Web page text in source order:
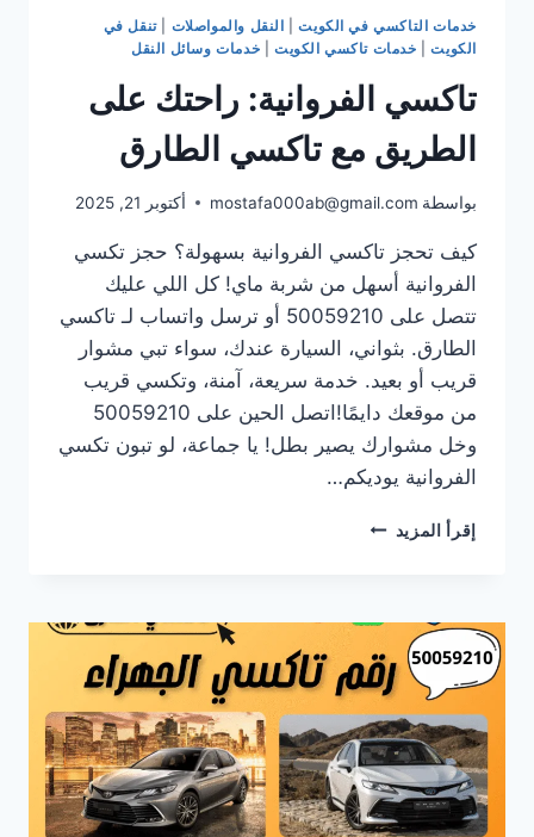
خدمات التاكسي في الكويت| النقل والمواصلات |تنقل في
الكويت| خدمات تاكسي الكويت خدمات وسائل النقل
تاكسي الفروانية: راحتك على
الطريق مع تاكسي الطارق
بواسطة mostafa000ab@gmail.com أكتوبر 21, 2025
كيف تحجز تاكسي الفروانية بسهولة؟ حجز تكسي
الفروانية أسهل من شربة ماي! كل اللي عليك
تتصل على 50059210 أو ترسل واتساب لـ تاكسي
الطارق. بثواني، السيارة عندك، سواء تبي مشوار
قريب أو بعيد. خدمة سريعة، آمنة، وتكسي قريب
من موقعك دايمًا!اتصل الحين على 50059210
وخل مشوارك يصير بطل! يا جماعة، لو تبون تكسي
الفروانية يوديكم…
إقرأ المزيد تاكسي
الطريق
مع
تاكسي
الطارق